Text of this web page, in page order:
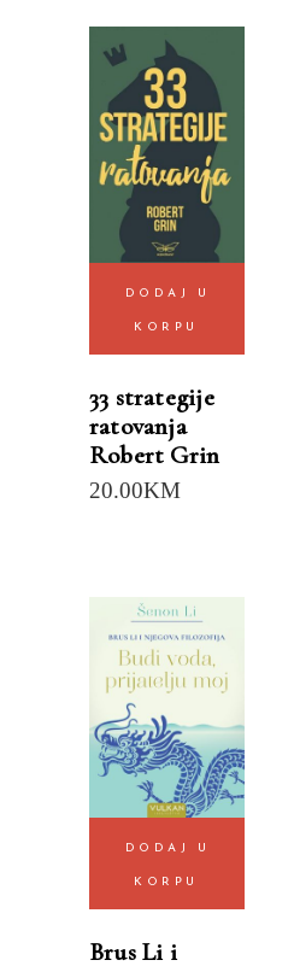
DODAJ U
KORPU
33 strategije
ratovanja
Robert Grin
20.00KM
DODAJ U
KORPU
Brus Li i